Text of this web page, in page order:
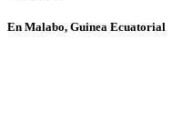
En Malabo, Guinea Ecuatorial